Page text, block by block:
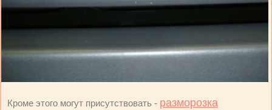
Кроме этого могут присутствовать - разморозка